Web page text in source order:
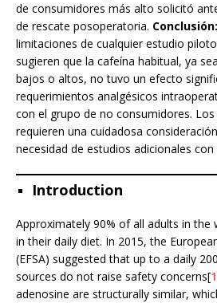
de consumidores más alto solicitó
de rescate posoperatoria. Conclusión:
limitaciones de cualquier estudio
sugieren que la cafeína habitual, ya
bajos o altos, no tuvo un efecto
requerimientos analgésicos
con el grupo de no consumidores.
requieren una cuidadosa
necesidad de estudios adicionales con
Introduction
Approximately 90% of all adults in the
in their daily diet. In 2015, the
(EFSA) suggested that up to a daily
sources do not raise safety concerns[1
adenosine are structurally similar,